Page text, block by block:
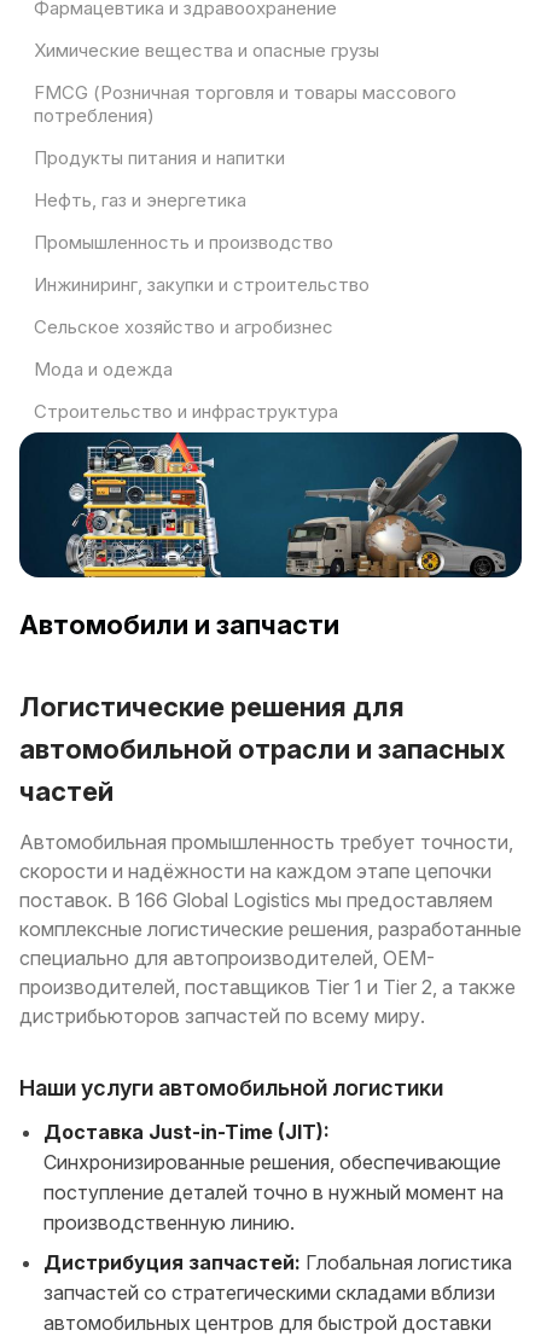
Фармацевтика и здравоохранение
Химические вещества и опасные грузы
FMCG (Розничная торговля и товары массового
потребления)
Продукты питания и напитки
Нефть, газ и энергетика
Промышленность и производство
Инжиниринг, закупки и строительство
Сельское хозяйство и агробизнес
Мода и одежда
Строительство и инфраструктура
Автомобили и запчасти
Логистические решения для
автомобильной отрасли и запасных
частей
Автомобильная промышленность требует точности,
скорости и надёжности на каждом этапе цепочки
поставок. В 166 Global Logistics мы предоставляем
комплексные логистические решения, разработанные
специально для автопроизводителей, OEM-
производителей, поставщиков Tier 1 и Tier 2, а также
дистрибьюторов запчастей по всему миру.
Наши услуги автомобильной логистики
Доставка Just-in-Time (JIT):
Синхронизированные решения, обеспечивающие
поступление деталей точно в нужный момент на
производственную линию.
Дистрибуция запчастей: Глобальная логистика
запчастей со стратегическими складами вблизи
автомобильных центров для быстрой доставки